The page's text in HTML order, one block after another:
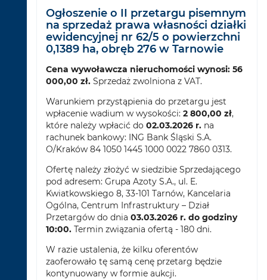
Ogłoszenie o II przetargu pisemnym
na sprzedaż prawa własności działki
ewidencyjnej nr 62/5 o powierzchni
0,1389 ha, obręb 276 w Tarnowie
Cena wywoławcza nieruchomości wynosi: 56
000,00 zł. Sprzedaż zwolniona z VAT.
Warunkiem przystąpienia do przetargu jest
wpłacenie wadium w wysokości:2 800,00 zł,
które należy wpłacić do02.03.2026 r. na
rachunek bankowy: ING Bank Śląski S.A.
O/Kraków 84 1050 1445 1000 0022 7860 0313.
Ofertę należy złożyć w siedzibie Sprzedającego
pod adresem: Grupa Azoty S.A., ul. E.
Kwiatkowskiego 8, 33-101 Tarnów, Kancelaria
Ogólna, Centrum Infrastruktury – Dział
Przetargów do dnia03.03.2026 r. do godziny
10:00. Termin związania ofertą - 180 dni.
W razie ustalenia, że kilku oferentów
zaoferowało tę samą cenę przetarg będzie
kontynuowany w formie aukcji.